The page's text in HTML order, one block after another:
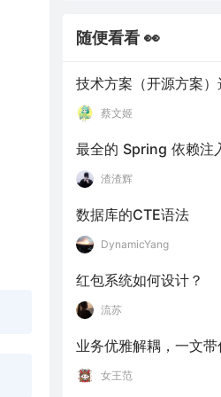
随便看看 👀
蔡文姬
渣渣辉
数据库的CTE语法
DynamicYang
红包系统如何设计？
流苏
女王范